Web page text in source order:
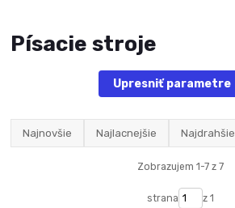
Písacie stroje
Upresniť parametre
Najnovšie Najlacnejšie Najdrahšie
Zobrazujem 1-7 z 7
strana z 1